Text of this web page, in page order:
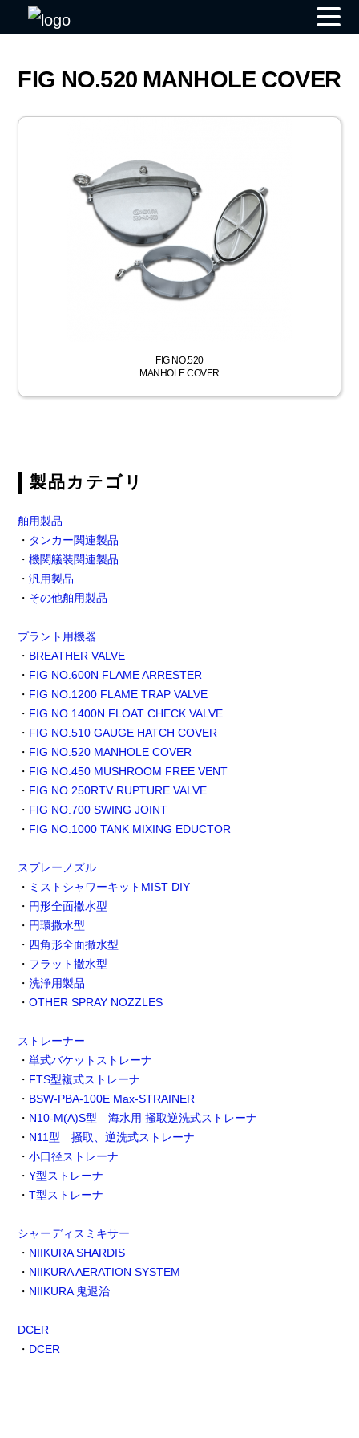
contentFIG NO.520 MANHOLE COVER
FIG NO.520
MANHOLE COVER
製品カテゴリ
舶用製品
・ タンカー関連製品
・機関艤装関連製品
・汎用製品
・ その他舶用製品
プラント用機器
・ BREATHER VALVE
・ FIG NO.600N FLAME ARRESTER
・ FIG NO.1200 FLAME TRAP VALVE
・ FIG NO.1400N FLOAT CHECK VALVE
・ FIG NO.510 GAUGE HATCH COVER
・ FIG NO.520 MANHOLE COVER
・ FIG NO.450 MUSHROOM FREE VENT
・ FIG NO.250RTV RUPTURE VALVE
・ FIG NO.700 SWING JOINT
・ FIG NO.1000 TANK MIXING EDUCTOR
スプレーノズル
・ ミストシャワーキットMIST DIY
・ 円形全面撒水型
・ 円環撒水型
・ 四角形全面撒水型
・ フラット撒水型
・洗浄用製品
・OTHER SPRAY NOZZLES
ストレーナー
・単式バケットストレーナ
・ FTS型複式ストレーナ
・ BSW-PBA-100E Max-STRAINER
・ N10-M(A)S型 海水用 掻取逆洗式ストレーナ
・ N11型 掻取、逆洗式ストレーナ
・小口径ストレーナ
・Y型ストレーナ
・T型ストレーナ
シャーディスミキサー
・ NIIKURA SHARDIS
・ NIIKURA AERATION SYSTEM
・ NIIKURA 鬼退治
DCER
・ DCER